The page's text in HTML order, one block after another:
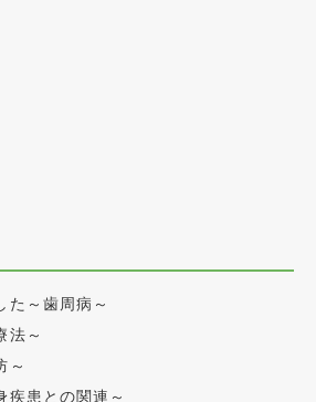
た～歯周病～
法～
～
疾患との関連～